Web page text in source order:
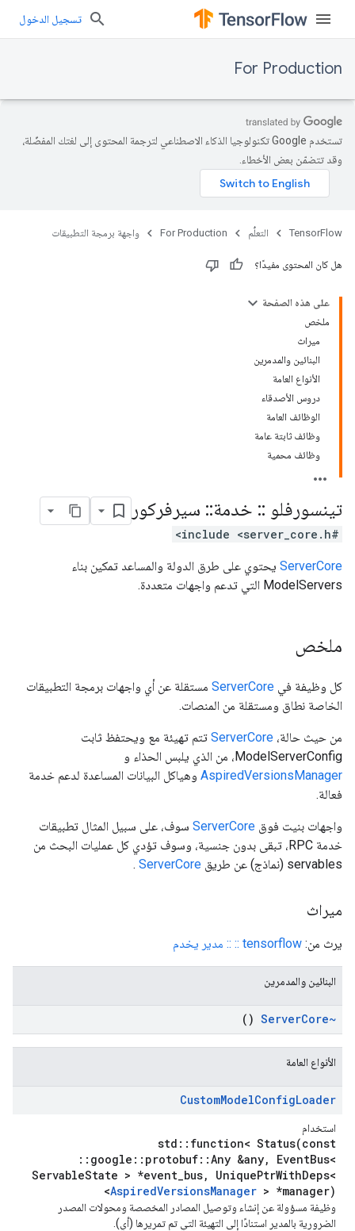
تسجيل الدخول
For Production
تستخدم Google تكنولوجيا الذكاء الاصطناعي لترجمة المحتوى إلى لغتك المفضّلة،
وقد تتضمّن بعض الأخطاء.
TensorFlow التعلُّم For Production واجهة برمجة التطبيقات
هل كان المحتوى مفيدًا؟
على هذه الصفحة
ملخص
ميراث
البنائين والمدمرين
الأنواع العامة
دروس الأصدقاء
الوظائف العامة
وظائف ثابتة عامة
وظائف محمية
تينسورفلو :: خدمة:: سيرفركور
#include <server_core.h>
ServerCore يحتوي على طرق الدولة والمساعد تمكين بناء
ModelServers التي تدعم واجهات متعددة.
ملخص
كل وظيفة في ServerCore مستقلة عن أي واجهات برمجة التطبيقات
الخاصة نطاق ومستقلة من المنصات.
من حيث حالة، ServerCore تتم تهيئة مع ويحتفظ ثابت
ModelServerConfig، من الذي يلبس الحذاء و
AspiredVersionsManager وهياكل البيانات المساعدة لدعم خدمة
فعالة.
واجهات بنيت فوق ServerCore سوف، على سبيل المثال تطبيقات
خدمة RPC، تبقى بدون جنسية، وسوف تؤدي كل عمليات البحث من
servables (نماذج) عن طريق
ServerCore
.
ميراث
يرث من: tensorflow :: :: مدير يخدم
البنائين والمدمرين
~Server
Core
()
الأنواع العامة
CustomModelConfigLoader
استخدام
std::function< Status(const
::google::protobuf::Any &any, EventBus<
ServableState > *event_bus, UniquePtrWithDeps<
AspiredVersionsManager > *manager)>
وظيفة مسؤولة عن إنشاء وتوصيل المصادر المخصصة ومحولات المصدر
الضرورية بالمدير استنادًا إلى التهيئة التي تم تمريرها (أي).